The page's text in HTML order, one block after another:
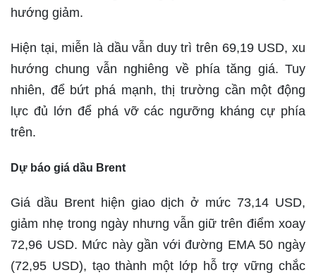
hướng giảm.
Hiện tại, miễn là dầu vẫn duy trì trên 69,19 USD, xu
hướng chung vẫn nghiêng về phía tăng giá. Tuy
nhiên, để bứt phá mạnh, thị trường cần một động
lực đủ lớn để phá vỡ các ngưỡng kháng cự phía
trên.
Dự báo giá dầu Brent
Giá dầu Brent hiện giao dịch ở mức 73,14 USD,
giảm nhẹ trong ngày nhưng vẫn giữ trên điểm xoay
72,96 USD. Mức này gần với đường EMA 50 ngày
(72,95 USD), tạo thành một lớp hỗ trợ vững chắc